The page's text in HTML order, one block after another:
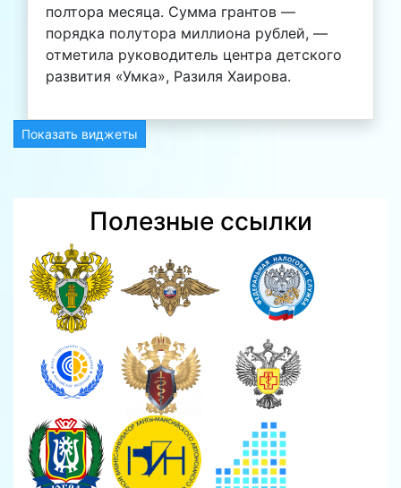
полтора месяца. Сумма грантов —
порядка полутора миллиона рублей, —
отметила руководитель центра детского
развития «Умка», Разиля Хаирова.
Показать виджеты
Полезные ссылки